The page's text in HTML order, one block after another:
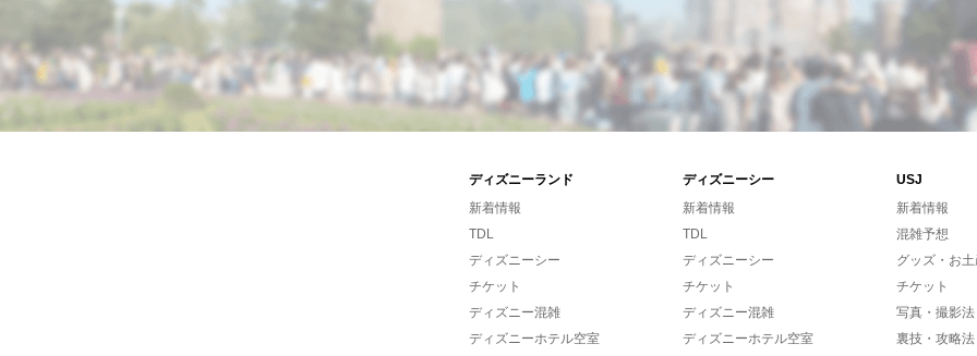
ディズニーランド ディズニーシー
USJ
新着情報
TDL
ディズニーシー
チケット
ディズニー混雑
ディズニーホテル空室
新着情報
TDL
ディズニーシー
チケット
ディズニー混雑
ディズニーホテル空室
新着情報
混雑予想
グッズ・お
チケット
写真・撮影法
裏技・攻略法